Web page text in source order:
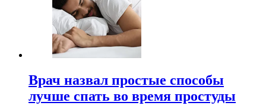
Врач назвал простые способы
лучше спать во время простуды